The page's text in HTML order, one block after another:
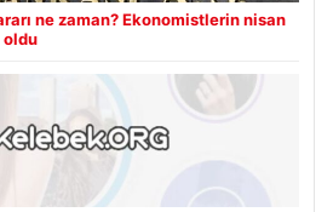
ne zaman? Ekonomistlerin nisan
oldu